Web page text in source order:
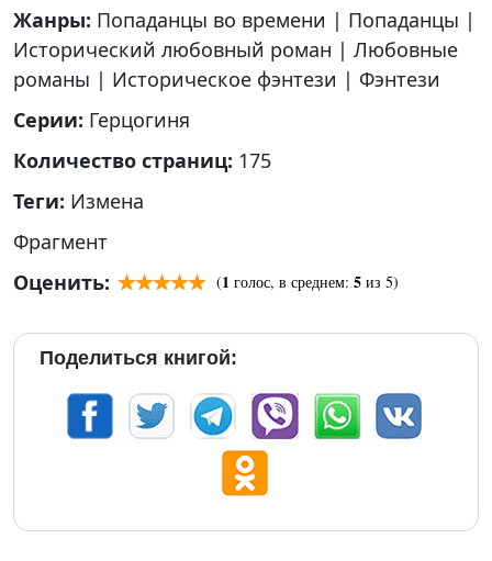
Жанры: Попаданцы во времени | Попаданцы |
Исторический любовный роман | Любовные
романы | Историческое фэнтези | Фэнтези
Серии: Герцогиня
Количество страниц: 175
Теги: Измена
Фрагмент
Оценить:
(1 голос, в среднем: 5 из 5)
Поделиться книгой: